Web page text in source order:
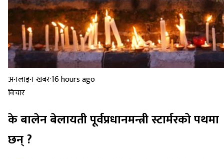
अनलाइन खबर·16 hours ago
विचार
के बालेन बेलायती पूर्वप्रधानमन्त्री स्टार्मरको पथमा
छन् ?